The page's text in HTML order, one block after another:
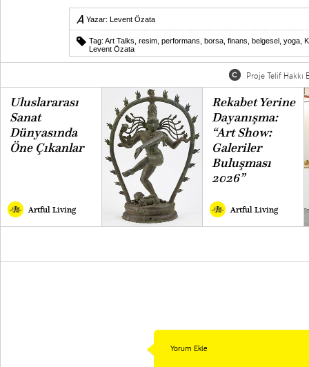
Yazar: Levent Özata
Tag: Art Talks resim performans borsa finans belgesel yoga
Levent Özata
Proje Telif Hakkı
Uluslararası
Sanat
Dünyasında
Öne Çıkanlar
Artful Living
Rekabet Yerine
Dayanışma:
“Art Show:
Galeriler
Buluşması
2026”
Artful Living